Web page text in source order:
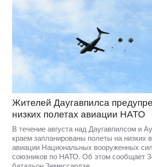
Жителей Даугавпилса
низких полетах авиации НАТО
В течение августа над Даугавпилсом и
краем запланированы полеты на низких
авиации Национальных вооруженных
союзников по НАТО. Об этом сообщает